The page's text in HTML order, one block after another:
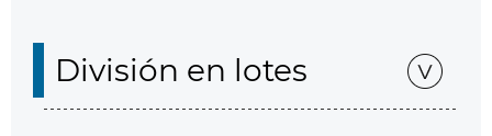
División en lotes